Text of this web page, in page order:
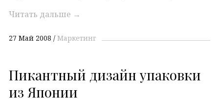
Читать дальше →
27 Май 2008 Маркетинг
Пикантный дизайн упаковки
из Японии